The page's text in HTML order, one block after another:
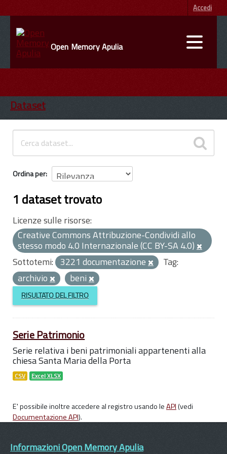
Accedi
Open Memory Apulia
ENTI
INFORMAZIONI
Dataset
Ordina per
1 dataset trovato
Licenze sulle risorse:
Creative Commons Attribuzione-Condividi allo
stesso modo 4.0 Internazionale (CC BY-SA 4.0)
Sottotemi: 3221 documentazione
Tag:
archivio
beni
RISULTATO DEL FILTRO
Serie Patrimonio
Serie relativa i beni patrimoniali appartenenti alla
chiesa Santa Maria della Porta
CSV Excel XLSX
E' possibile inoltre accedere al registro usando leAPI(vedi
Documentazione API).
Informazioni Open Memory Apulia